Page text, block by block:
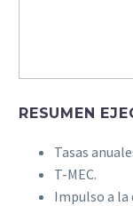
RESUMEN
Tasas
T-MEC.
Impulso a la